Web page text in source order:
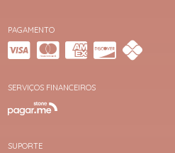
PAGAMENTO
SERVIÇOS FINANCEIROS
SUPORTE